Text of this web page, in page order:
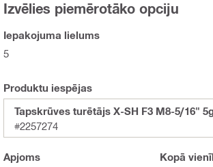
Izvēlies piemērotāko opciju
Iepakojuma lielums
5
Produktu iespējas
Tapskrūves turētājs X-SH F3 M8-5/16"
#2257274
Apjoms Kopā